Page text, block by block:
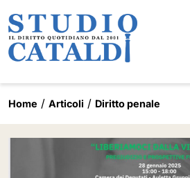
Home Articoli Diritto penale